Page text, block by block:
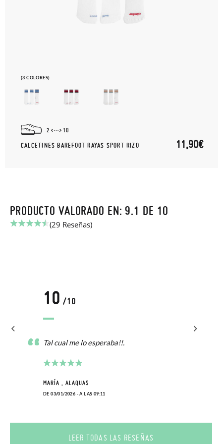
(3 COLORES)
2 10
CALCETINES BAREFOOT RAYAS SPORT RIZO 11,90€
PRODUCTO VALORADO EN: 9.1 DE 10
(29 Reseñas)
10 /10
Tal cual me lo esperaba!!.
MARÍA , ALAQUAS
DE 03/01/2026 - A LAS 09:11
LEER TODAS LAS RESEÑAS